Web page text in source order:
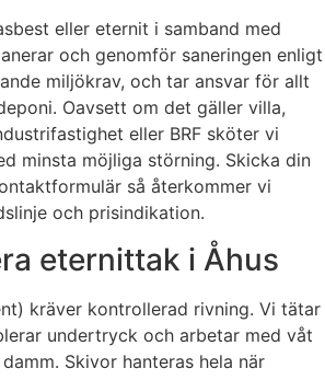
eller eternit i samband med
och genomför saneringen enligt
miljökrav, och tar ansvar för allt
Oavsett om det gäller villa,
eller BRF sköter vi
minsta möjliga störning. Skicka din
så återkommer vi
och prisindikation.
eternittak i Åhus
kräver kontrollerad rivning. Vi tätar
undertryck och arbetar med våt
Skivor hanteras hela när